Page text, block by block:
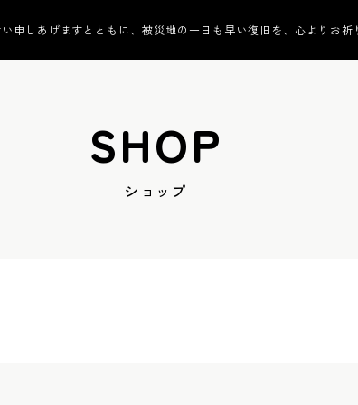
しあげますとともに、被災地の一日も早い復旧を、心よりお祈
SHOP
ショップ